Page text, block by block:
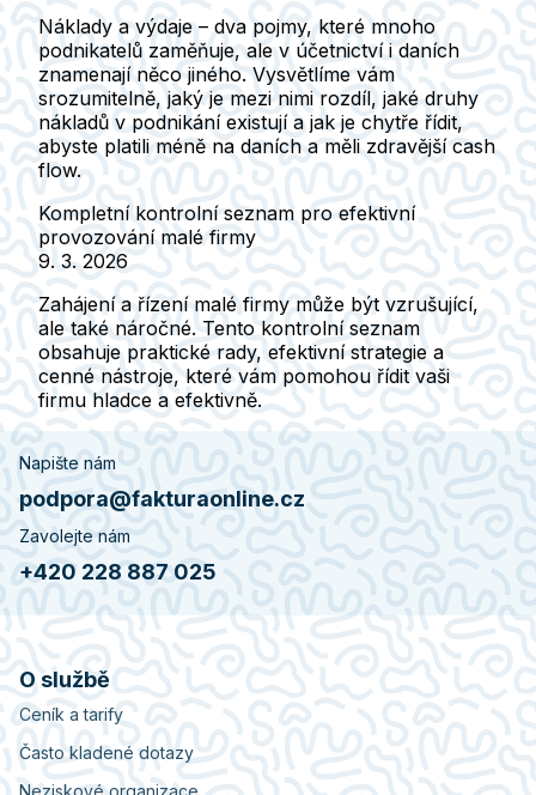
Náklady a výdaje – dva pojmy, které mnoho
podnikatelů zaměňuje, ale v účetnictví i daních
znamenají něco jiného. Vysvětlíme vám
srozumitelně, jaký je mezi nimi rozdíl, jaké druhy
nákladů v podnikání existují a jak je chytře řídit,
abyste platili méně na daních a měli zdravější cash
flow.
Kompletní kontrolní seznam pro efektivní
provozování malé firmy
9. 3. 2026
Zahájení a řízení malé firmy může být vzrušující,
ale také náročné. Tento kontrolní seznam
obsahuje praktické rady, efektivní strategie a
cenné nástroje, které vám pomohou řídit vaši
firmu hladce a efektivně.
Napište nám
podpora@fakturaonline.cz
Zavolejte nám
+420 228 887 025
O službě
Ceník a tarify
Často kladené dotazy